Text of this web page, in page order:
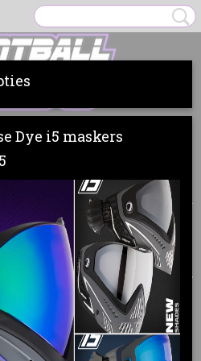
Geen producten
SALE
Dye i5 maskers